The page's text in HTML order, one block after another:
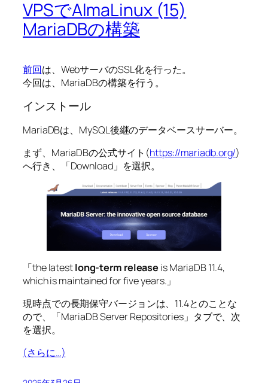
VPSでAlmaLinux (15)
MariaDBの構築
前回は、WebサーバのSSL化を行った。
今回は、MariaDBの構築を行う。
インストール
MariaDBは、MySQL後継のデータベースサーバー。
まず、MariaDBの公式サイト(https://mariadb.org/)
へ行き、「Download」を選択。
「the latestlong-term release is MariaDB 11.4,
which is maintained for five years.」
現時点での長期保守バージョンは、11.4とのことな
ので、「MariaDB Server Repositories」タブで、次
を選択。
(さらに…)